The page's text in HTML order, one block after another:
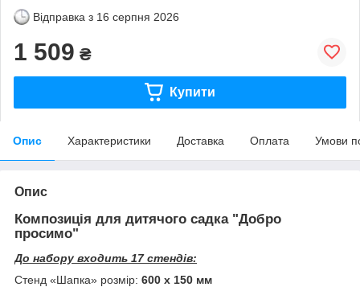
Відправка з 16 серпня 2026
1 509 ₴
Купити
Опис Характеристики Доставка Оплата Умови
Опис
Композиція для дитячого садка "Добро
просимо"
До набору входить 17 стендів:
Стенд «Шапка» розмір: 600 х 150 мм